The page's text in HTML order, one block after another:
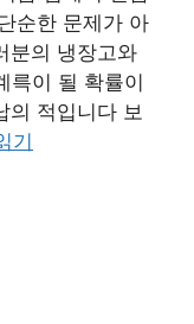
순한 문제가 아
분의 냉장고와
륵이 될 확률이
의 적입니다 보
기